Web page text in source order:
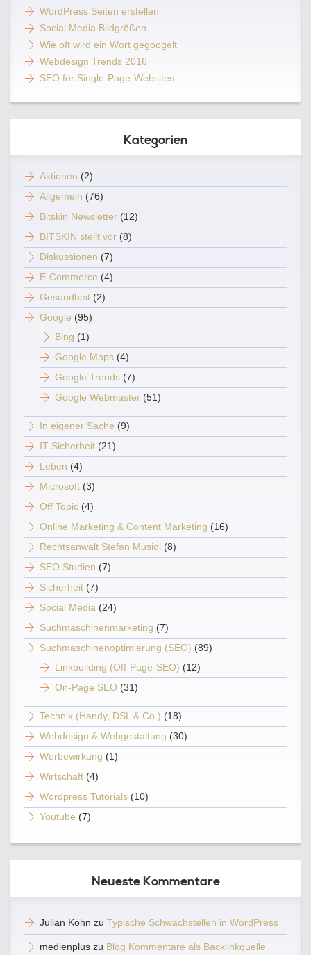
WordPress Seiten erstellen
Social Media Bildgrößen
Wie oft wird ein Wort gegoogelt
Webdesign Trends 2016
SEO für Single-Page-Websites
Kategorien
Aktionen (2)
Allgemein (76)
Bitskin Newsletter (12)
BITSKIN stellt vor (8)
Diskussionen (7)
E-Commerce (4)
Gesundheit (2)
Google (95)
Bing (1)
Google Maps (4)
Google Trends (7)
Google Webmaster (51)
In eigener Sache (9)
IT Sicherheit (21)
Leben (4)
Microsoft (3)
Off Topic (4)
Online Marketing & Content Marketing (16)
Rechtsanwalt Stefan Musiol (8)
SEO Studien (7)
Sicherheit (7)
Social Media (24)
Suchmaschinenmarketing (7)
Suchmaschinenoptimierung (SEO) (89)
Linkbuilding (Off-Page-SEO) (12)
On-Page SEO (31)
Technik (Handy, DSL & Co.) (18)
Webdesign & Webgestaltung (30)
Werbewirkung (1)
Wirtschaft (4)
Wordpress Tutorials (10)
Youtube (7)
Neueste Kommentare
Julian Köhn zu Typische Schwachstellen in WordPress
medienplus zu Blog Kommentare als Backlinkquelle